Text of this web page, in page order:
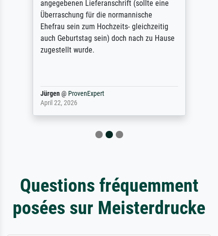
angegebenen Lieferanschrift (sollte eine
Überraschung für die normannische
Ehefrau sein zum Hochzeits- gleichzeitig
auch Geburtstag sein) doch nach zu Hause
zugestellt wurde.
Jürgen@ ProvenExpert
April 22, 2026
Questions fréquemment
posées sur Meisterdrucke